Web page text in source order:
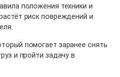
положения техники и
риск повреждений и
помогает заранее снять
и пройти задачу в